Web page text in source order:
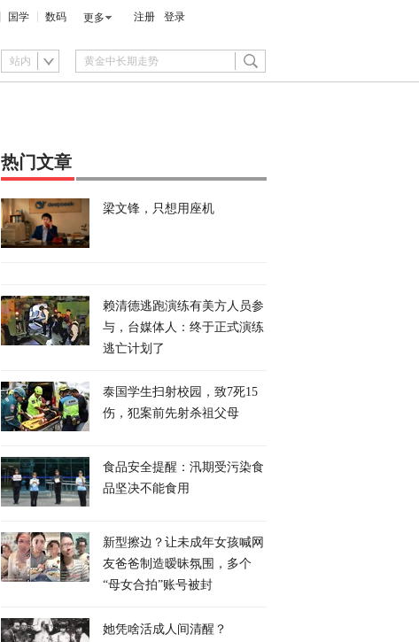
国学 数码 更多 注册 登录
站内
热门文章
梁文锋，只想用座机
赖清德逃跑演练有美方人员参
与，台媒体人：终于正式演练
逃亡计划了
泰国学生扫射校园，致7死15
伤，犯案前先射杀祖父母
食品安全提醒：汛期受污染食
品坚决不能食用
新型擦边？让未成年女孩喊网
友爸爸制造暧昧氛围，多个
“母女合拍”账号被封
她凭啥活成人间清醒？